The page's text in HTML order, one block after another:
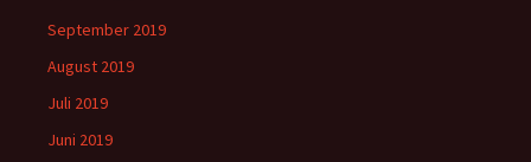
September 2019
August 2019
Juli 2019
Juni 2019